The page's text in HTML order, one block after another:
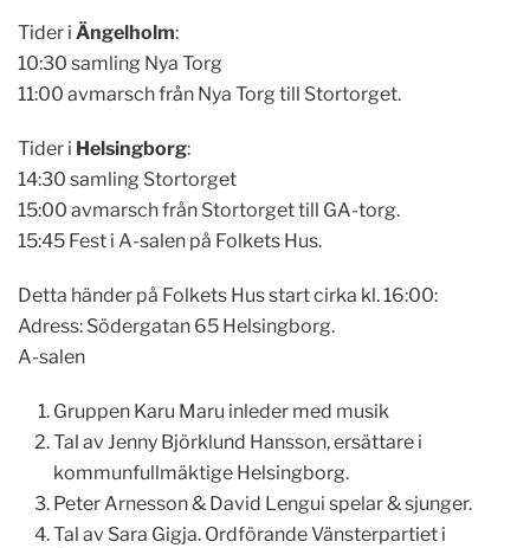
Tider i Ängelholm:
10:30 samling Nya Torg
11:00 avmarsch från Nya Torg till Stortorget.
Tider i Helsingborg:
14:30 samling Stortorget
15:00 avmarsch från Stortorget till GA-torg.
15:45 Fest i A-salen på Folkets Hus.
Detta händer på Folkets Hus start cirka kl. 16:00:
Adress: Södergatan 65 Helsingborg.
A-salen
Gruppen Karu Maru inleder med musik
Tal av Jenny Björklund Hansson, ersättare i
kommunfullmäktige Helsingborg.
Peter Arnesson & David Lengui spelar & sjunger.
Tal av Sara Gigja. Ordförande Vänsterpartiet i